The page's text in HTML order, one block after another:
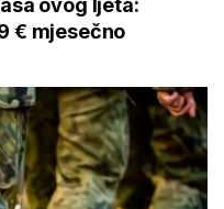
ovog ljeta:
€ mjesečno